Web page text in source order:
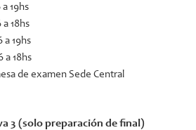
a 19hs
a 18hs
a 19hs
a 18hs
de examen Sede Central
3 (solo preparación de final)